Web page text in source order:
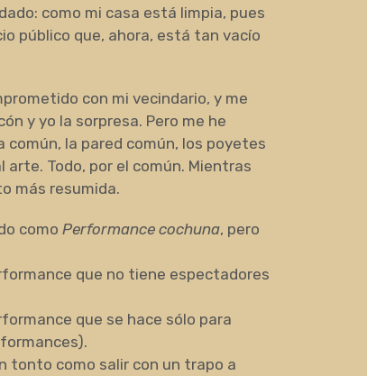
como mi casa está limpia, pues
público que, ahora, está tan vacío
con mi vecindario, y me
y yo la sorpresa. Pero me he
común, la pared común, los poyetes
arte. Todo, por el común. Mientras
más resumida.
comoPerformance cochuna, pero
que no tiene espectadores
que se hace sólo para
tonto como salir con un trapo a